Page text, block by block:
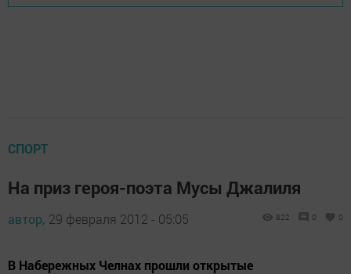
СПОРТ
На приз героя-поэта Мусы Джалиля
автор, 29 февраля 2012 - 05:05 822 0 0
В Набережных Челнах прошли открытые